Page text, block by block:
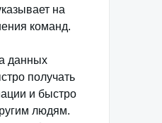
на
команд.
данных
получать
и быстро
людям.